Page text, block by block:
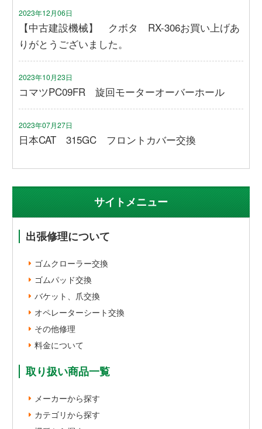
2023年12月06日
【中古建設機械】 クボタ RX-306お買い上げあ
りがとうございました。
2023年10月23日
コマツPC09FR 旋回モーターオーバーホール
2023年07月27日
日本CAT 315GC フロントカバー交換
サイトメニュー
出張修理について
ゴムクローラー交換
ゴムパッド交換
バケット、爪交換
オペレーターシート交換
その他修理
料金について
取り扱い商品一覧
メーカーから探す
カテゴリから探す